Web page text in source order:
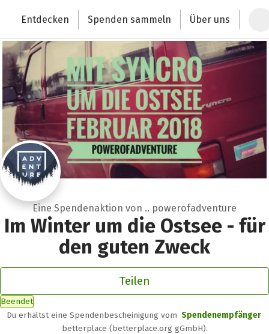
Deutschlands größte Spendenplattform
Entdecken Spenden sammeln Über uns
Eine Spendenaktion von .. powerofadventure
Im Winter um die Ostsee - für
den guten Zweck
Teilen
Beendet
Du erhältst eine Spendenbescheinigung vom Spendenempfänger
betterplace (betterplace.org gGmbH).